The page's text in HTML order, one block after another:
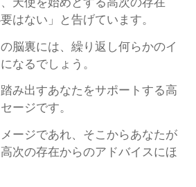
天使を始めとする高次の存在
はない」と告げています。
脳裏には、繰り返し何らかのイ
なるでしょう。
み出すあなたをサポートする高
ージです。
ージであれ、そこからあなたが
次の存在からのアドバイスにほ